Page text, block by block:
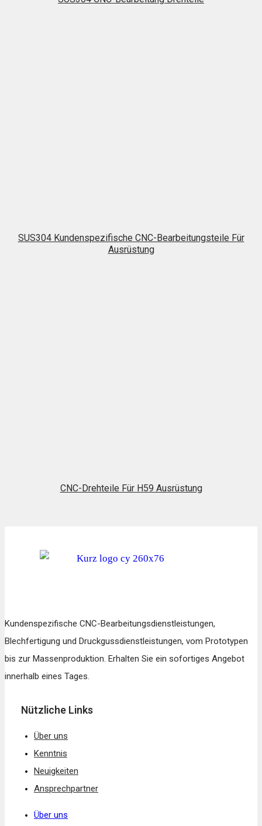
SUS304 Kundenspezifische CNC-Bearbeitungsteile Für
Ausrüstung
CNC-Drehteile Für H59 Ausrüstung
Kundenspezifische CNC-Bearbeitungsdienstleistungen,
Blechfertigung und Druckgussdienstleistungen, vom Prototypen
bis zur Massenproduktion. Erhalten Sie ein sofortiges Angebot
innerhalb eines Tages.
Nützliche Links
Über uns
Kenntnis
Neuigkeiten
Ansprechpartner
Über uns